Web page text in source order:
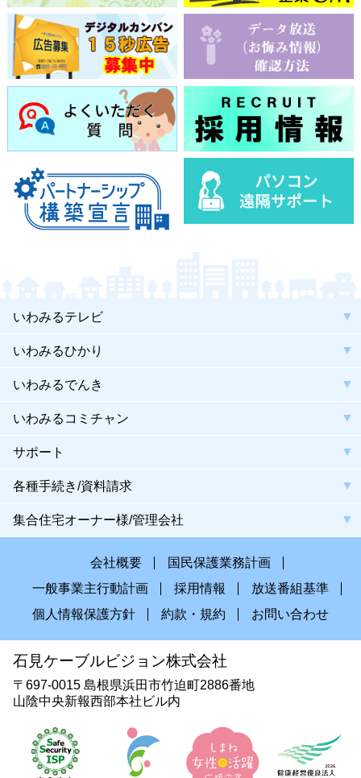
いわみるテレビ
いわみるひかり
いわみるでんき
いわみるコミチャン
サポート
各種手続き/資料請求
集合住宅オーナー様/管理会社
会社概要
国民保護業務計画
一般事業主行動計画
採用情報
放送番組基準
個人情報保護方針
約款・規約 お問い合わせ
石見ケーブルビジョン株式会社
〒697-0015 島根県浜田市竹迫町2886番地
山陰中央新報西部本社ビル内